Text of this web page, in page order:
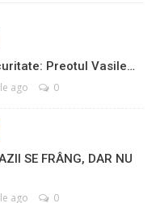
Preotul Vasile…
ago 0
SE FRÂNG, DAR NU
ago 0